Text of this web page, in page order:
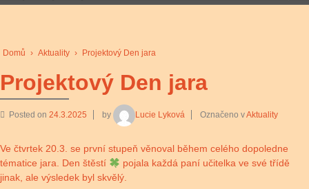
Domů › Aktuality › Projektový Den jara
Projektový Den jara
Posted on 24.3.2025 by Lucie Lyková Označeno vAktuality
Ve čtvrtek 20.3. se první stupeň věnoval během celého dopoledne
tématice jara. Den štěstí
pojala každá paní učitelka ve své třídě
jinak, ale výsledek byl skvělý.